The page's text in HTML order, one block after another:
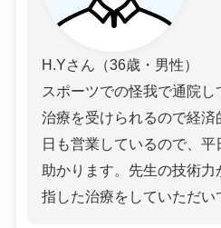
H.Yさん（36歳・男性）
スポーツでの怪我で通院
治療を受けられるので経済
日も営業しているので、
助かります。先生の技術力
指した治療をしていただい